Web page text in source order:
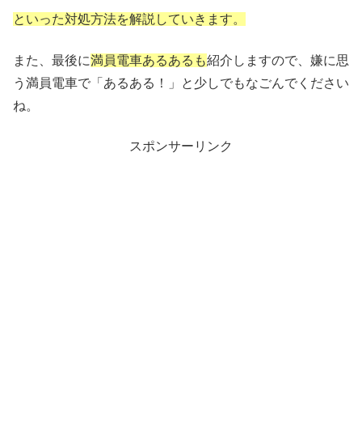
といった対処方法を解説していきます。
また、最後に満員電車あるあるも紹介しますので、嫌に思
う満員電車で「あるある！」と少しでもなごんでください
ね。
スポンサーリンク